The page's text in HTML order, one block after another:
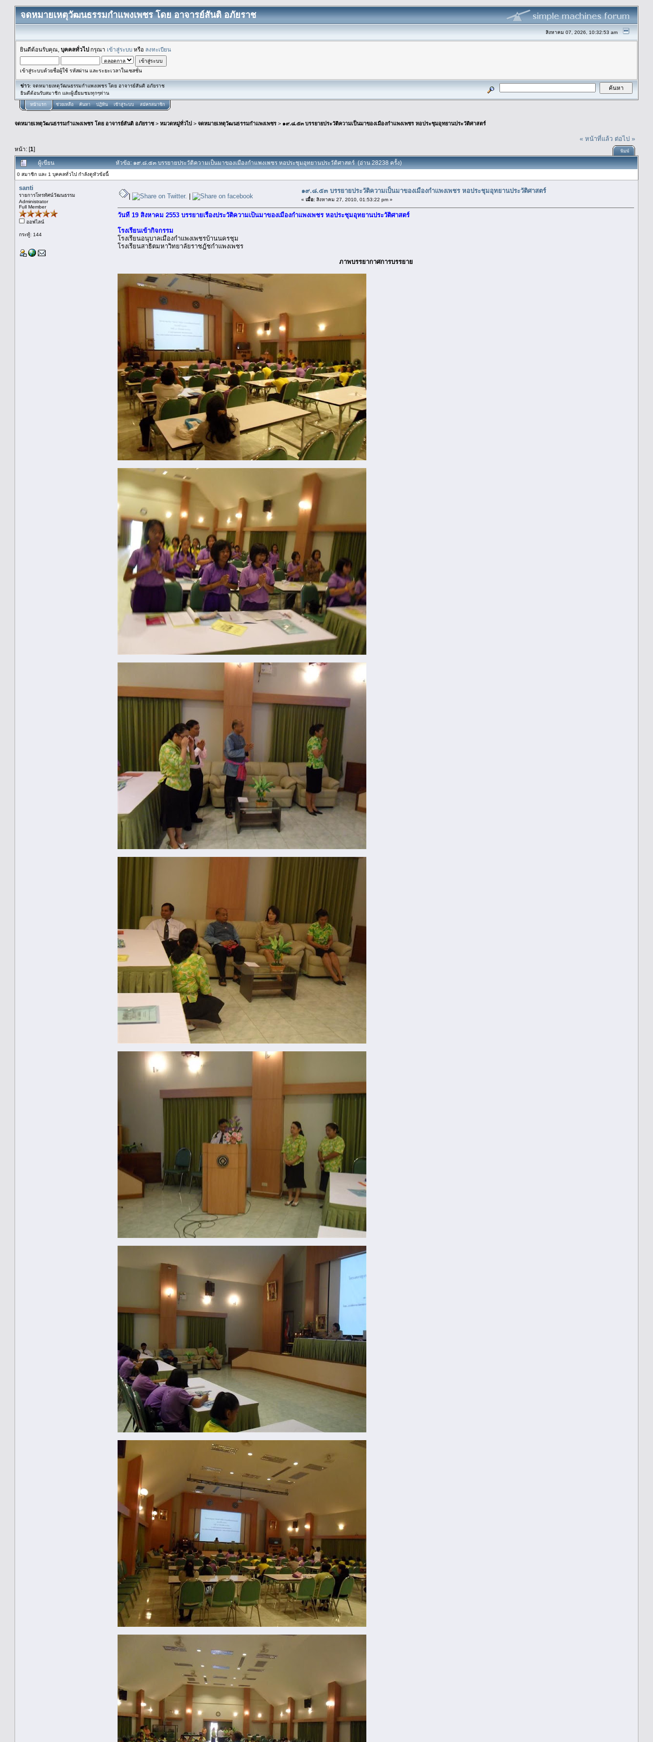
จดหมายเหตุวัฒนธรรมกำแพงเพชร โดย อาจารย์สันติ อภัยราช
สิงหาคม 07, 2026, 10:32:53 am
ยินดีต้อนรับคุณ, บุคคลทั่วไปกรุณา เข้าสู่ระบบ หรือ ลงทะเบียน
เข้าสู่ระบบด้วยชื่อผู้ใช้ รหัสผ่าน และระยะเวลาในเซสชั่น
ข่าว: จดหมายเหตุวัฒนธรรมกำแพงเพชร โดย อาจารย์สันติ อภัยราช
ยินดีต้อนรับสมาชิก และผู้เยื่ยมชมทุกๆท่าน
หน้าแรก ช่วยเหลือ ค้นหา ปฏิทิน เข้าสู่ระบบ สมัครสมาชิก
จดหมายเหตุวัฒนธรรมกำแพงเพชร โดย อาจารย์สันติ อภัยราช> หมวดหมู่ทั่วไป > จดหมายเหตุวัฒนธรรมกำแพงเพชร > ๑๙.๘.๕๓ บรรยายประวัติความเป็นมาของเมืองกำแพงเพชร หอประชุมอุทยานประวัติศาสตร์
หน้า: [1]
« หน้าที่แล้ว ต่อไป »
พิมพ์
ผู้เขียน หัวข้อ: ๑๙.๘.๕๓ บรรยายประวัติความเป็นมาของเมืองกำแพงเพชร หอประชุมอุทยานประวัติศาสตร์ (อ่าน 28238 ครั้ง)
0 สมาชิก และ 1 บุคคลทั่วไป กำลังดูหัวข้อนี้
santi
รายการโทรทัศน์วัฒนธรรม
Administrator
Full Member
ออฟไลน์
กระทู้: 144
| |
๑๙.๘.๕๓ บรรยายประวัติความเป็นมาของเมืองกำแพงเพชร หอประชุมอุทยานประวัติศาสตร์
« เมื่อ: สิงหาคม 27, 2010, 01:53:22 pm »
วันที่ 19 สิงหาคม 2553 บรรยายเรื่องประวัติความเป็นมาของเมืองกำแพงเพชร หอประชุมอุทยานประวัติศาสตร์
โรงเรียนเข้ากิจกรรม
โรงเรียนอนุบาลเมืองกำแพงเพชรบ้านนครชุม
โรงเรียนสาธิตมหาวิทยาลัยราชฎัชกำแพงเพชร
ภาพบรรยากาศการบรรยาย